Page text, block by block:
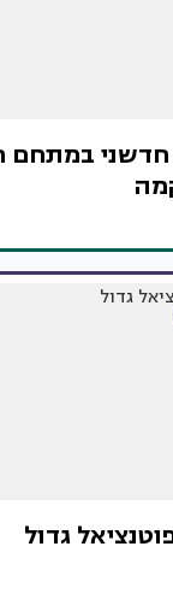
במתחם
גדול